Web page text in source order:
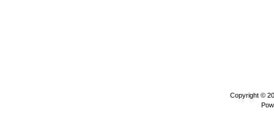
Copyright ©